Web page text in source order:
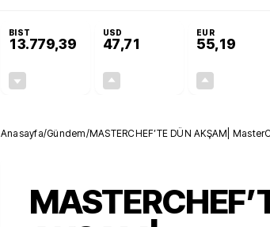
BIST
13.779,39
USD
47,71
EUR
55,19
Anasayfa/Gündem/MASTERCHEF’TE DÜN AKŞAM|